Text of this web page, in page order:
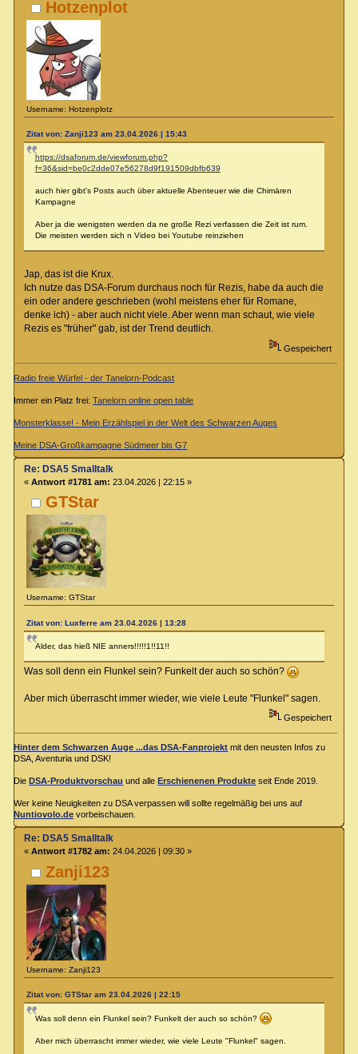
Hotzenplot
Username: Hotzenplotz
Zitat von: Zanji123 am 23.04.2026 | 15:43
https://dsaforum.de/viewforum.php?
f=36&sid=be0c2dde07e56278d9f191509dbfb639
auch hier gibt's Posts auch über aktuelle Abenteuer wie die Chimären
Kampagne
Aber ja die wenigsten werden da ne große Rezi verfassen die Zeit ist rum.
Die meisten werden sich n Video bei Youtube reinziehen
Jap, das ist die Krux.
Ich nutze das DSA-Forum durchaus noch für Rezis, habe da auch die
ein oder andere geschrieben (wohl meistens eher für Romane,
denke ich) - aber auch nicht viele. Aber wenn man schaut, wie viele
Rezis es "früher" gab, ist der Trend deutlich.
Gespeichert
Radio freie Würfel - der Tanelorn-Podcast
Immer ein Platz frei:Tanelorn online open table
Monsterklasse! - Mein Erzählspiel in der Welt des Schwarzen Auges
Meine DSA-Großkampagne Südmeer bis G7
GTStar
Username: GTStar
Re: DSA5 Smalltalk
« Antwort #1781 am: 23.04.2026 | 22:15 »
Zitat von: Luxferre am 23.04.2026 | 13:28
Alder, das hieß NIE anners!!!!!1!!11!!
Was soll denn ein Flunkel sein? Funkelt der auch so schön?
Aber mich überrascht immer wieder, wie viele Leute "Flunkel" sagen.
Gespeichert
Hinter dem Schwarzen Auge ...das DSA-Fanprojekt mit den neusten Infos zu
DSA, Aventuria und DSK!
Die DSA-Produktvorschau und alle Erschienenen Produkte seit Ende 2019.
Wer keine Neuigkeiten zu DSA verpassen will sollte regelmäßig bei uns auf
Nuntiovolo.de vorbeischauen.
Zanji123
Username: Zanji123
Re: DSA5 Smalltalk
« Antwort #1782 am: 24.04.2026 | 09:30 »
Zitat von: GTStar am 23.04.2026 | 22:15
Was soll denn ein Flunkel sein? Funkelt der auch so schön?
Aber mich überrascht immer wieder, wie viele Leute "Flunkel" sagen.